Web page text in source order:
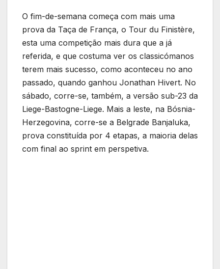
O fim-de-semana começa com mais uma
prova da Taça de França, o Tour du Finistère,
esta uma competição mais dura que a já
referida, e que costuma ver os classicómanos
terem mais sucesso, como aconteceu no ano
passado, quando ganhou Jonathan Hivert. No
sábado, corre-se, também, a versão sub-23 da
Liege-Bastogne-Liege. Mais a leste, na Bósnia-
Herzegovina, corre-se a Belgrade Banjaluka,
prova constituída por 4 etapas, a maioria delas
com final ao sprint em perspetiva.